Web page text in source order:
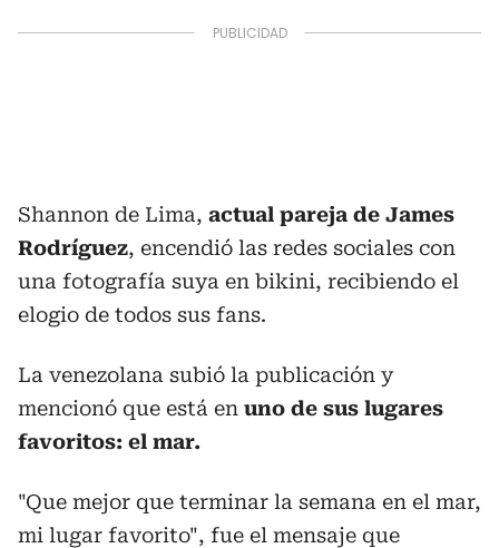
Shannon de Lima, actual pareja de James
Rodríguez, encendió las redes sociales con
una fotografía suya en bikini, recibiendo el
elogio de todos sus fans.
La venezolana subió la publicación y
mencionó que está en uno de sus lugares
favoritos: el mar.
"Que mejor que terminar la semana en el mar,
mi lugar favorito", fue el mensaje que